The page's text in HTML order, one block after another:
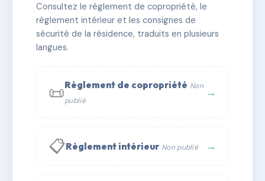
✓ Immatriculée 🏠 39 lots 🏗 1 bâtiment(s)
📞 Contacter Syndic Digital
Consultez le règlement de copropriété, le
règlement intérieur et les consignes de
sécurité de la résidence, traduits en plusieurs
langues.
📜Règlement de copropriété Non
publié
→
📋Règlement intérieur Non publié →